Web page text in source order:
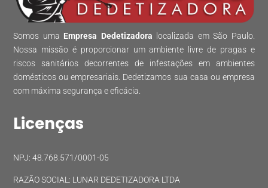
Somos uma Empresa Dedetizadora localizada em São Paulo.
Nossa missão é proporcionar um ambiente livre de pragas e
riscos sanitários decorrentes de infestações em ambientes
domésticos ou empresariais. Dedetizamos sua casa ou empresa
com máxima segurança e eficácia.
Licenças
NPJ: 48.768.571/0001-05
RAZÃO SOCIAL: LUNAR DEDETIZADORA LTDA